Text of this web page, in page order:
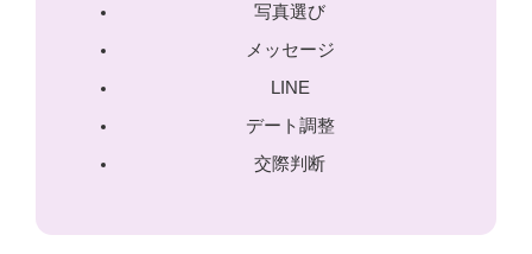
写真選び
メッセージ
LINE
デート調整
交際判断